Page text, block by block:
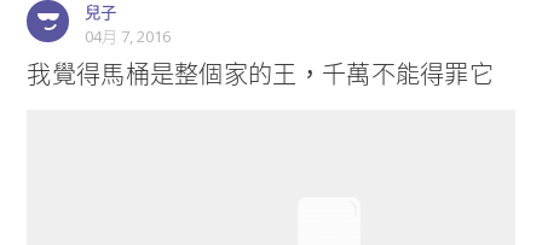
兒子
04月 7, 2016
我覺得馬桶是整個家的王，千萬不能得罪它